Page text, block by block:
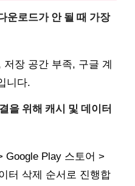
운로드가 안 될 때 가장
장 공간 부족, 구글 계
니다.
을 위해 캐시 및 데이터
Google Play 스토어 >
터 삭제 순서로 진행합